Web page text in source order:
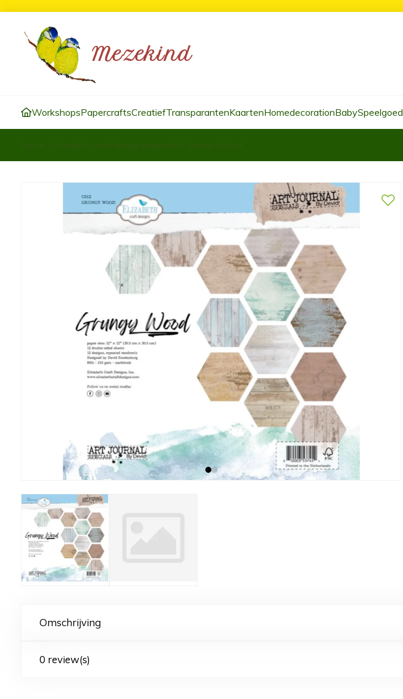
WorkshopsPapercraftsCreatiefTransparantenKaartenHomedecorationBabySpeelgoed
Home Elizabeth craft design papierblok Grungy Wood
Omschrijving
0 review(s)